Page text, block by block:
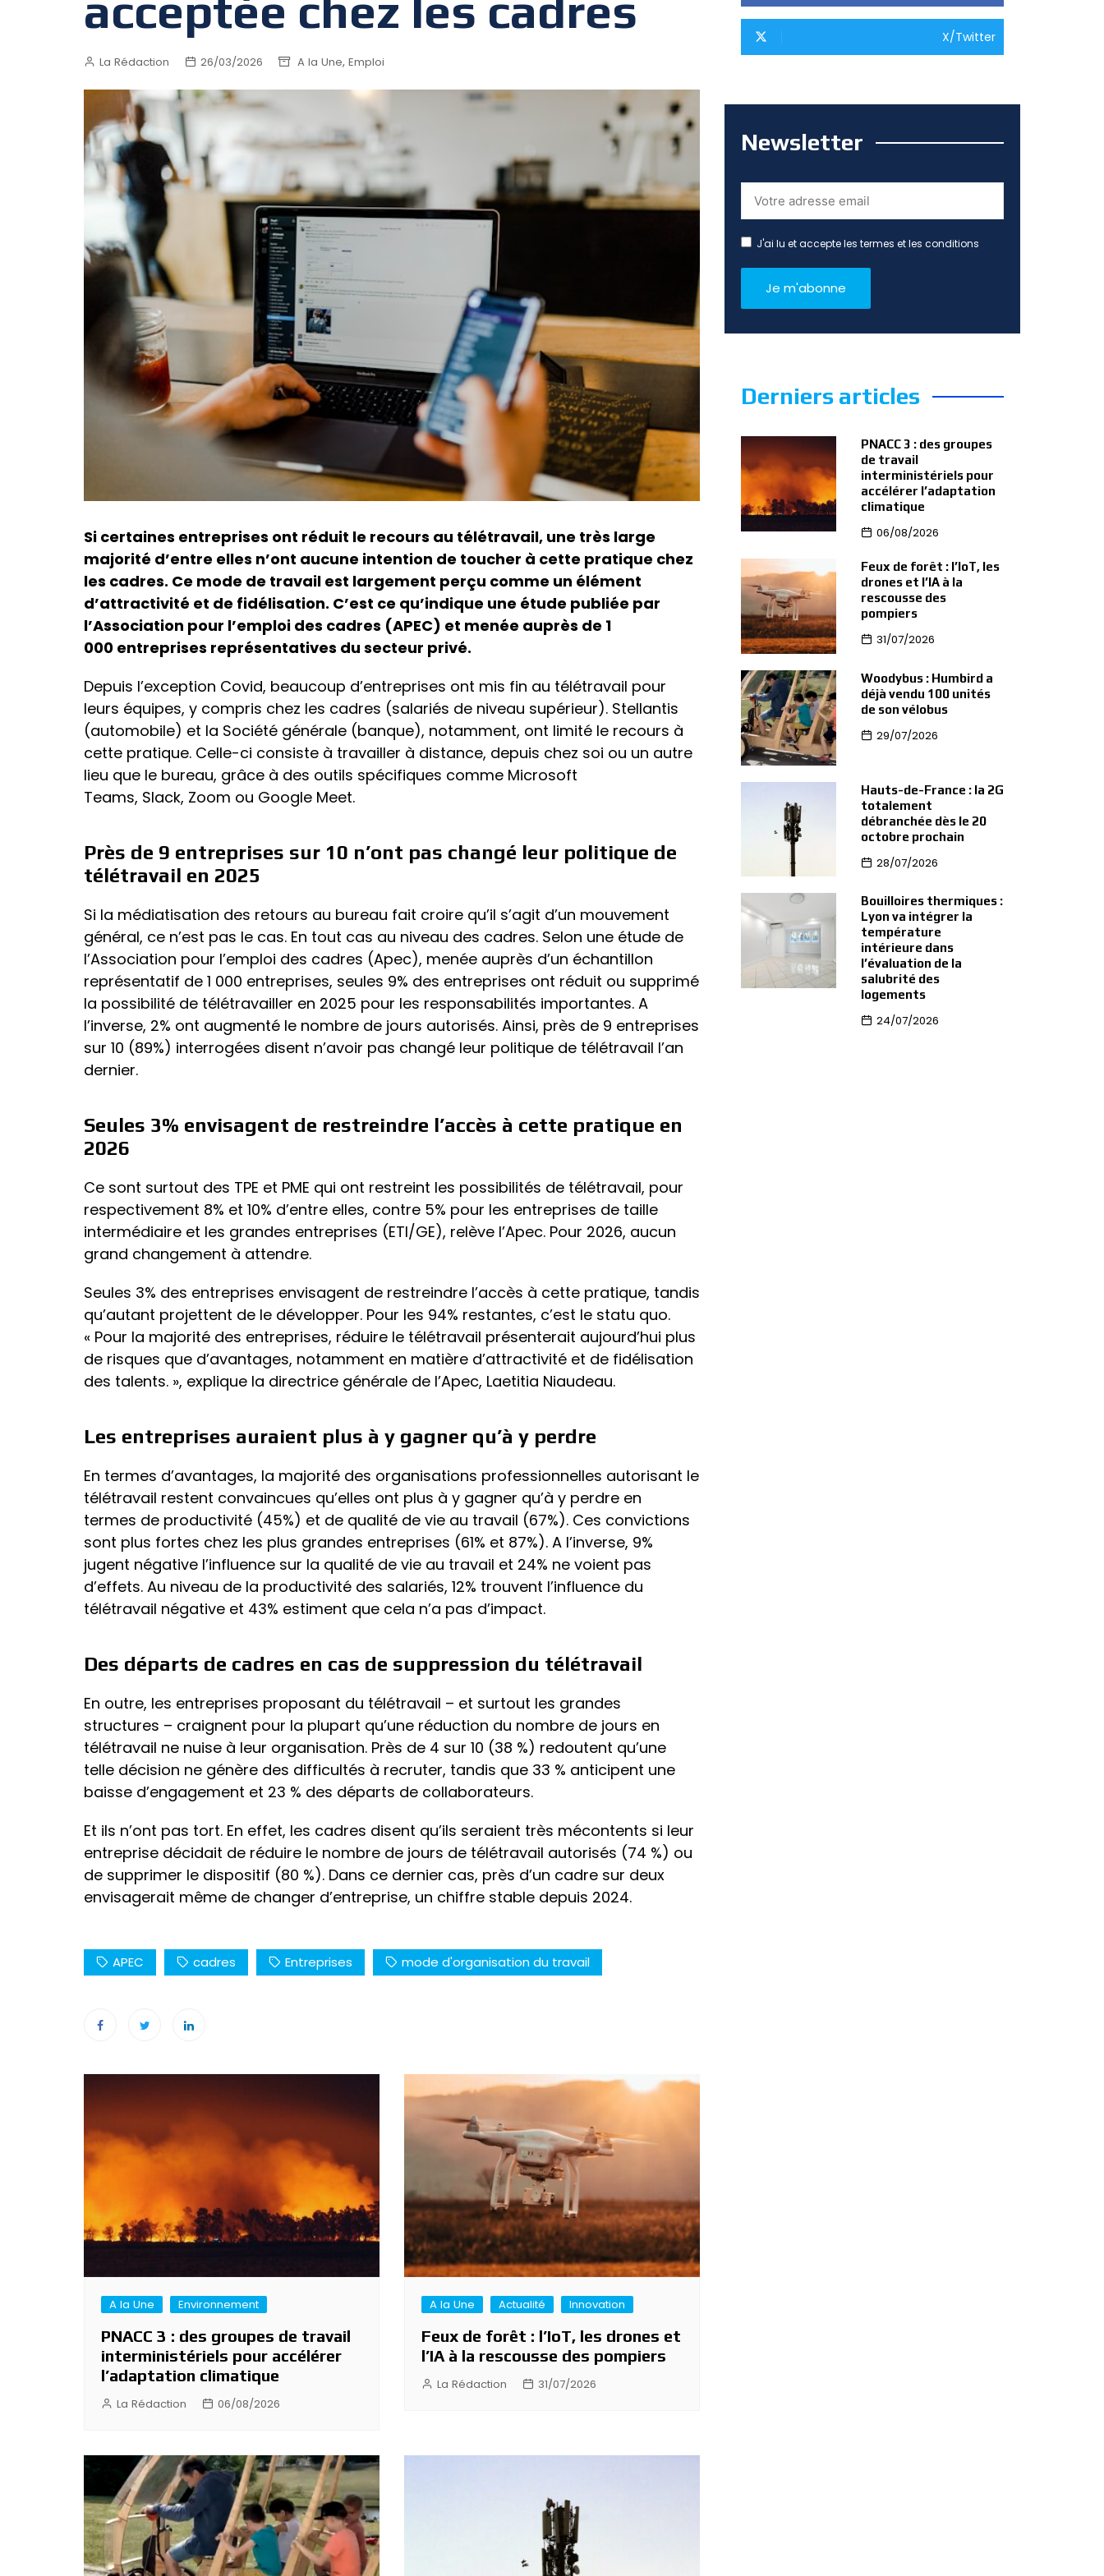
La Rédaction 26/03/2026 A la Une, Emploi
Si certaines entreprises ont réduit le recours au télétravail, une très large
majorité d’entre elles n’ont aucune intention de toucher à cette pratique chez
les cadres. Ce mode de travail est largement perçu comme un élément
d’attractivité et de fidélisation. C’est ce qu’indique une étude publiée par
l’Association pour l’emploi des cadres (APEC) et menée auprès de 1
000 entreprises représentatives du secteur privé.
Depuis l’exception Covid, beaucoup d’entreprises ont mis fin au télétravail pour
leurs équipes, y compris chez les cadres (salariés de niveau supérieur). Stellantis
(automobile) et la Société générale (banque), notamment, ont limité le recours à
cette pratique. Celle-ci consiste à travailler à distance, depuis chez soi ou un autre
lieu que le bureau, grâce à des outils spécifiques comme Microsoft
Teams, Slack, Zoom ou Google Meet.
Près de 9 entreprises sur 10 n’ont pas changé leur politique de
télétravail en 2025
Si la médiatisation des retours au bureau fait croire qu’il s’agit d’un mouvement
général, ce n’est pas le cas. En tout cas au niveau des cadres. Selon une étude de
l’Association pour l’emploi des cadres (Apec), menée auprès d’un échantillon
représentatif de 1 000 entreprises, seules 9% des entreprises ont réduit ou supprimé
la possibilité de télétravailler en 2025 pour les responsabilités importantes. A
l’inverse, 2% ont augmenté le nombre de jours autorisés. Ainsi, près de 9 entreprises
sur 10 (89%) interrogées disent n’avoir pas changé leur politique de télétravail l’an
dernier.
Seules 3% envisagent de restreindre l’accès à cette pratique en
2026
Ce sont surtout des TPE et PME qui ont restreint les possibilités de télétravail, pour
respectivement 8% et 10% d’entre elles, contre 5% pour les entreprises de taille
intermédiaire et les grandes entreprises (ETI/GE), relève l’Apec. Pour 2026, aucun
grand changement à attendre.
Seules 3% des entreprises envisagent de restreindre l’accès à cette pratique, tandis
qu’autant projettent de le développer. Pour les 94% restantes, c’est le statu quo.
« Pour la majorité des entreprises, réduire le télétravail présenterait aujourd’hui plus
de risques que d’avantages, notamment en matière d’attractivité et de fidélisation
des talents. », explique la directrice générale de l’Apec, Laetitia Niaudeau.
Les entreprises auraient plus à y gagner qu’à y perdre
En termes d’avantages, la majorité des organisations professionnelles autorisant le
télétravail restent convaincues qu’elles ont plus à y gagner qu’à y perdre en
termes de productivité (45%) et de qualité de vie au travail (67%). Ces convictions
sont plus fortes chez les plus grandes entreprises (61% et 87%). A l’inverse, 9%
jugent négative l’influence sur la qualité de vie au travail et 24% ne voient pas
d’effets. Au niveau de la productivité des salariés, 12% trouvent l’influence du
télétravail négative et 43% estiment que cela n’a pas d’impact.
Des départs de cadres en cas de suppression du télétravail
En outre, les entreprises proposant du télétravail – et surtout les grandes
structures – craignent pour la plupart qu’une réduction du nombre de jours en
télétravail ne nuise à leur organisation. Près de 4 sur 10 (38 %) redoutent qu’une
telle décision ne génère des difficultés à recruter, tandis que 33 % anticipent une
baisse d’engagement et 23 % des départs de collaborateurs.
Et ils n’ont pas tort. En effet, les cadres disent qu’ils seraient très mécontents si leur
entreprise décidait de réduire le nombre de jours de télétravail autorisés (74 %) ou
de supprimer le dispositif (80 %). Dans ce dernier cas, près d’un cadre sur deux
envisagerait même de changer d’entreprise, un chiffre stable depuis 2024.
APEC cadres Entreprises mode d'organisation du travail
de
l’article
A la Une Environnement
PNACC 3 : des groupes de travail
interministériels pour accélérer
l’adaptation climatique
La Rédaction 06/08/2026
A la Une Actualité Innovation
Feux de forêt : l’IoT, les drones et
l’IA à la rescousse des pompiers
La Rédaction 31/07/2026
X/Twitter
Newsletter
J'ai lu et accepte les termes et les conditions
Derniers articles
PNACC 3 : des groupes
de travail
interministériels pour
accélérer l’adaptation
climatique
06/08/2026
Feux de forêt : l’IoT, les
drones et l’IA à la
rescousse des
pompiers
31/07/2026
Woodybus : Humbird a
déjà vendu 100 unités
de son vélobus
29/07/2026
Hauts-de-France : la 2G
totalement
débranchée dès le 20
octobre prochain
28/07/2026
Bouilloires thermiques :
Lyon va intégrer la
température
intérieure dans
l’évaluation de la
salubrité des
logements
24/07/2026